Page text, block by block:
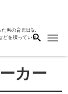
た男の育児日記
どを綴っていま
カー